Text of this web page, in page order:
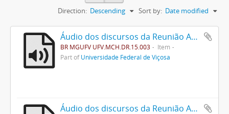
Sort by: Date modified
Direction: Descending
Áudio dos discursos da Reunião Anual dos Ex - Alunos de 1985
BR MGUFV UFV.MCH.DR.15.003
Item
Part ofUniversidade Federal de Viçosa
Áudio dos discursos da Reunião Anual dos Ex - Alunos de 1983